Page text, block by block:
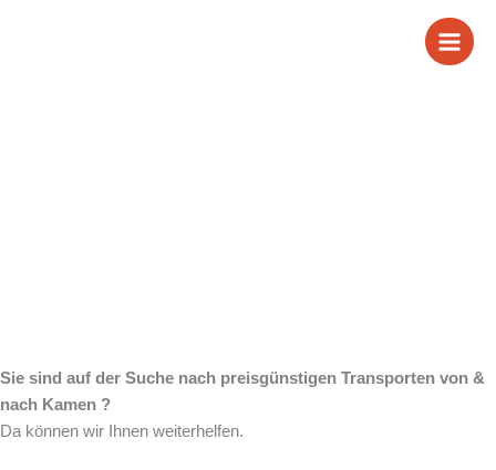
Sie sind auf der Suche nach preisgünstigen Transporten von &
nach Kamen ?
Da können wir Ihnen weiterhelfen.